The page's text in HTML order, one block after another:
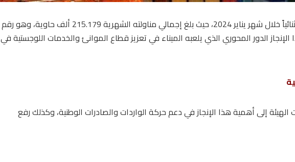
سجل ميناء الملك عبدالعزيز بالدمام إنجازاً استثنائياً خلال شهر يناير 2024، حيث بلغ إجمالي مناولته الشهرية 215.179 ألف حاوية، وهو رقم
الدور المحوري الذي يلعبه الميناء في تعزيز قطاع الموانئ والخدمات اللوجستية في
إلى أهمية هذا الإنجاز في دعم حركة الواردات والصادرات الوطنية، وكذلك رفع